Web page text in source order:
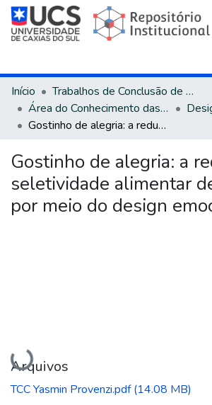
Início
Trabalhos de Conclusão de Curso
Área do Conhecimento das Ciências Sociais Aplicadas
Gostinho de alegria: a redução da seletividade alimentar de crianças por meio do design emocional
Gostinho de alegria: a
seletividade alimentar
por meio do design
Carregando...
Arquivos
TCC Yasmin Provenzi.pdf(14.08 MB)